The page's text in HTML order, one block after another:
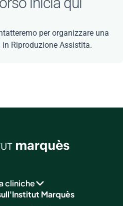
per organizzare una
Riproduzione Assistita.
cliniche
Marquès